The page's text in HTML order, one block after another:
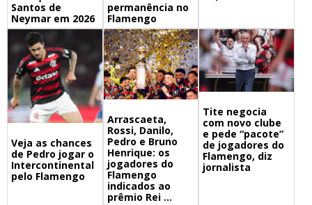
Santos de
Neymar em 2026
permanência no
Flamengo
Veja as chances
de Pedro jogar o
Intercontinental
pelo Flamengo
Arrascaeta,
Rossi, Danilo,
Pedro e Bruno
Henrique: os
jogadores do
Flamengo
indicados ao
prêmio Rei ...
Tite negocia
com novo clube
e pede “pacote”
de jogadores do
Flamengo, diz
jornalista